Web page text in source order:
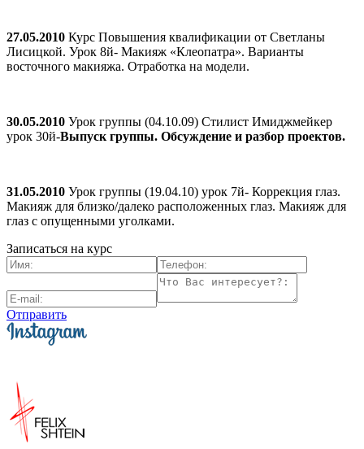
27.05.2010 Курс Повышения квалификации от Светланы
Лисицкой. Урок 8й- Макияж «Клеопатра». Варианты
восточного макияжа. Отработка на модели.
30.05.2010 Урок группы (04.10.09) Стилист Имиджмейкер
урок 30й-Выпуск группы. Обсуждение и разбор проектов.
31.05.2010 Урок группы (19.04.10) урок 7й- Коррекция глаз.
Макияж для близко/далеко расположенных глаз. Макияж для
глаз с опущенными уголками.
Записаться на курс
Отправить